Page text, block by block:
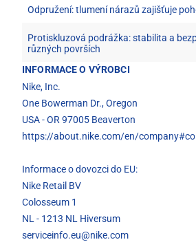
Odpružení: tlumení nárazů zajišťuje
Protiskluzová podrážka: stabilita a
různých površích
INFORMACE O VÝROBCI
Nike, Inc.
One Bowerman Dr., Oregon
USA - OR 97005 Beaverton
https://about.nike.com/en/
Informace o dovozci do EU:
Nike Retail BV
Colosseum 1
NL - 1213 NL Hiversum
serviceinfo.eu@nike.com